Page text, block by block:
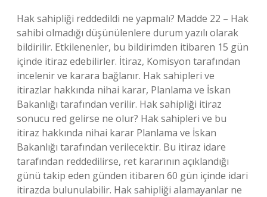
Hak sahipliği reddedildi ne yapmalı? Madde 22 – Hak
sahibi olmadığı düşünülenlere durum yazılı olarak
bildirilir. Etkilenenler, bu bildirimden itibaren 15 gün
içinde itiraz edebilirler. İtiraz, Komisyon tarafından
incelenir ve karara bağlanır. Hak sahipleri ve
itirazlar hakkında nihai karar, Planlama ve İskan
Bakanlığı tarafından verilir. Hak sahipliği itiraz
sonucu red gelirse ne olur? Hak sahipleri ve bu
itiraz hakkında nihai karar Planlama ve İskan
Bakanlığı tarafından verilecektir. Bu itiraz idare
tarafından reddedilirse, ret kararının açıklandığı
günü takip eden günden itibaren 60 gün içinde idari
itirazda bulunulabilir. Hak sahipliği alamayanlar ne